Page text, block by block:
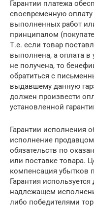
Гарантии платежа
своевременную оплату
выполненных работ
принципалом
Т.е. если товар
выполнена, а оплата
не получена, то
обратиться с
выдавшему данную
должен произвести
установленной
Гарантии исполнения
исполнение
обязательств по
или поставке товара.
компенсация убытков
Гарантия
надлежащем
либо победителями